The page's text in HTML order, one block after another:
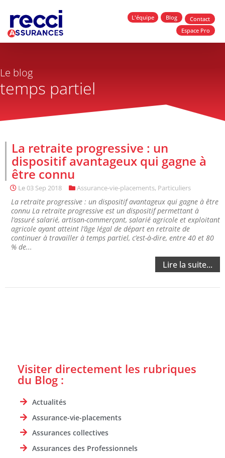
L'équipe Blog
Contact
Espace Pro
Le blog
temps partiel
La retraite progressive : un
dispositif avantageux qui gagne à
être connu
Le03 Sep 2018 Assurance-vie-placements, Particuliers
La retraite progressive : un dispositif avantageux qui gagne à être
connu La retraite progressive est un dispositif permettant à
l’assuré salarié, artisan-commerçant, salarié agricole et exploitant
agricole ayant atteint l’âge légal de départ en retraite de
continuer à travailler à temps partiel, c’est-à-dire, entre 40 et 80
% de...
Lire la suite...
Visiter directement les rubriques
du Blog :
Actualités
Assurance-vie-placements
Assurances collectives
Assurances des Professionnels